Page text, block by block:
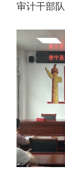
审计干部队